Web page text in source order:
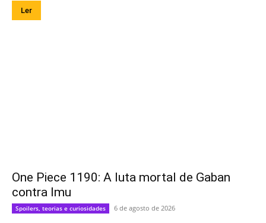
Ler
One Piece 1190: A luta mortal de Gaban
contra Imu
Spoilers, teorias e curiosidades 6 de agosto de 2026